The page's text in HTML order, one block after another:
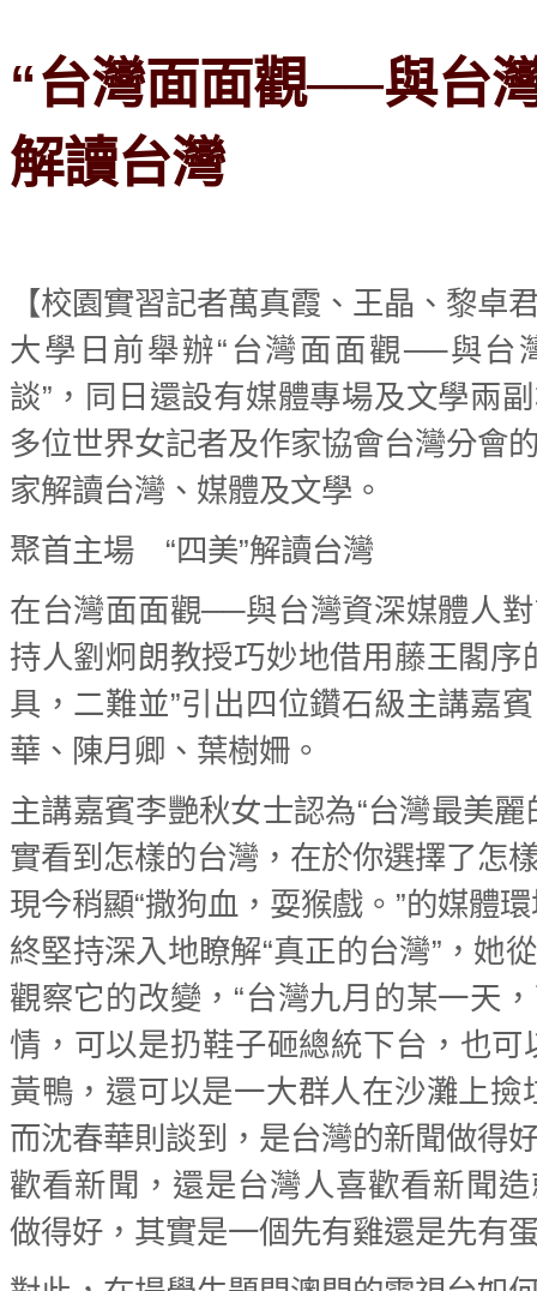
“台灣面面觀──與台
解讀台灣
【校園實習記者萬真霞、王晶、黎卓
大學日前舉辦“台灣面面觀──與台
談”，同日還設有媒體專場及文學兩
多位世界女記者及作家協會台灣分會
家解讀台灣、媒體及文學。
聚首主場 “四美”解讀台灣
在台灣面面觀──與台灣資深媒體人
持人劉炯朗教授巧妙地借用藤王閣序
具，二難並”引出四位鑽石級主講嘉
華、陳月卿、葉樹姍。
主講嘉賓李艷秋女士認為“台灣最美麗
實看到怎樣的台灣，在於你選擇了怎
現今稍顯“撒狗血，耍猴戲。”的媒體
終堅持深入地瞭解“真正的台灣”，她
觀察它的改變，“台灣九月的某一天
情，可以是扔鞋子砸總統下台，也可
黃鴨，還可以是一大群人在沙灘上撿
而沈春華則談到，是台灣的新聞做得
歡看新聞，還是台灣人喜歡看新聞
做得好，其實是一個先有雞還是先有